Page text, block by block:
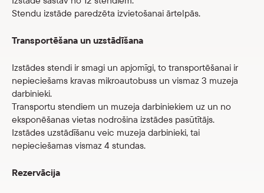
Stendu izstāde paredzēta izvietošanai ārtelpās.
Transportēšana un uzstādīšana
Izstādes stendi ir smagi un apjomīgi, to transportēšanai ir
nepieciešams kravas mikroautobuss un vismaz 3 muzeja
darbinieki.
Transportu stendiem un muzeja darbiniekiem uz un no
eksponēšanas vietas nodrošina izstādes pasūtītājs.
Izstādes uzstādīšanu veic muzeja darbinieki, tai
nepieciešamas vismaz 4 stundas.
Rezervācija